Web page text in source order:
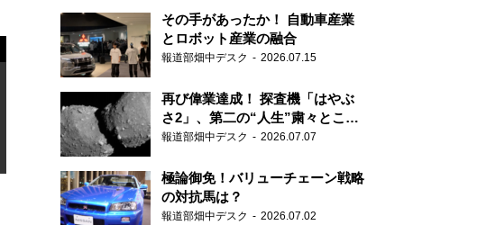
その手があったか！ 自動車産業
とロボット産業の融合
報道部畑中デスク 2026.07.15
再び偉業達成！ 探査機「はやぶ
さ2」、第二の“人生”粛々とこな
す
報道部畑中デスク 2026.07.07
極論御免！バリューチェーン戦略
の対抗馬は？
報道部畑中デスク 2026.07.02